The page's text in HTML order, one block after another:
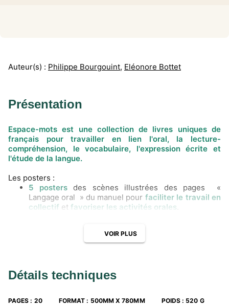
Auteur(s) : Philippe Bourgouint, Eléonore Bottet
Présentation
Espace-mots est une collection de livres uniques de
français pour travailler en lien l'oral, la lecture-
compréhension, le vocabulaire, l'expression écrite et
l'étude de la langue.
Les posters :
5 posters des scènes illustrées des pages «
Langage oral » du manuel pour faciliter le travail en
collectif et favoriser les activités orales
VOIR PLUS
Détails techniques
PAGES : 20 FORMAT : 500MM X 780MM POIDS :520 G